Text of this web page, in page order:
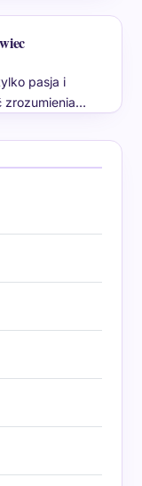
pasja i
zrozumienia…